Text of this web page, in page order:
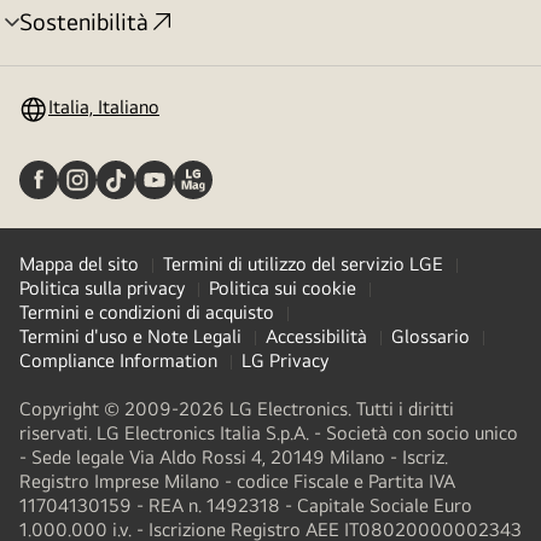
Sostenibilità
Attivazione
Italia, Italiano
Mappa del sito
Termini di utilizzo del servizio LGE
Politica sulla privacy
Politica sui cookie
Termini e condizioni di acquisto
Termini d'uso e Note Legali
Accessibilità
Glossario
Compliance Information
LG Privacy
Copyright © 2009-2026 LG Electronics. Tutti i diritti
riservati. LG Electronics Italia S.p.A. - Società con socio unico
- Sede legale Via Aldo Rossi 4, 20149 Milano - Iscriz.
Registro Imprese Milano - codice Fiscale e Partita IVA
11704130159 - REA n. 1492318 - Capitale Sociale Euro
1.000.000 i.v. - Iscrizione Registro AEE IT08020000002343​